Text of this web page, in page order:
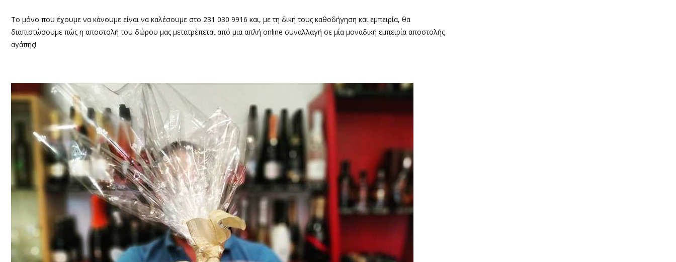
Το μόνο που έχουμε να κάνουμε είναι να καλέσουμε στο 231 030 9916 και, με τη δική τους καθοδήγηση και εμπειρία, θα
διαπιστώσουμε πώς η αποστολή του δώρου μας μετατρέπεται από μια απλή online συναλλαγή σε μία μοναδική εμπειρία αποστολής
αγάπης!